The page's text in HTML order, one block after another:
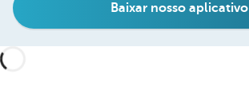
Baixar nosso aplicativo